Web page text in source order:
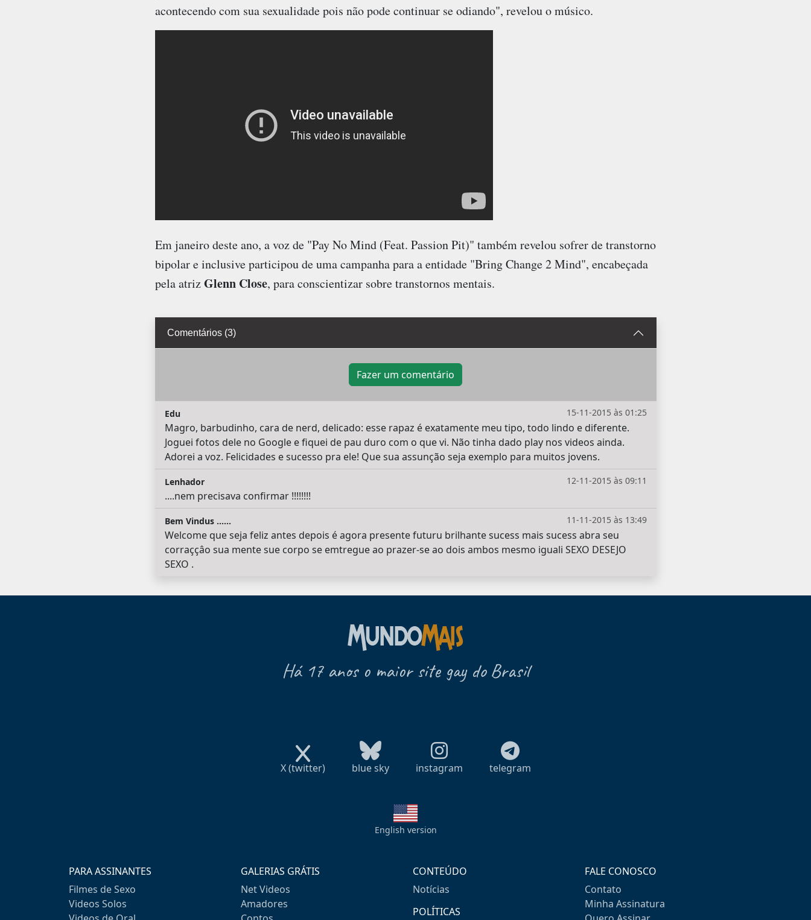
acontecendo com sua sexualidade pois não pode continuar se odiando", revelou o músico.
Em janeiro deste ano, a voz de "Pay No Mind (Feat. Passion Pit)" também revelou sofrer de transtorno
bipolar e inclusive participou de uma campanha para a entidade "Bring Change 2 Mind", encabeçada
pela atrizGlenn Close, para conscientizar sobre transtornos mentais.
Comentários (3)
Fazer um comentário
15-11-2015 às 01:25
Edu
Magro, barbudinho, cara de nerd, delicado: esse rapaz é exatamente meu tipo, todo lindo e diferente.
Joguei fotos dele no Google e fiquei de pau duro com o que vi. Não tinha dado play nos videos ainda.
Adorei a voz. Felicidades e sucesso pra ele! Que sua assunção seja exemplo para muitos jovens.
12-11-2015 às 09:11
Lenhador
....nem precisava confirmar !!!!!!!!
11-11-2015 às 13:49
Bem Vindus ......
Welcome que seja feliz antes depois é agora presente futuru brilhante sucess mais sucess abra seu
corraççâo sua mente sue corpo se emtregue ao prazer-se ao dois ambos mesmo iguali SEXO DESEJO
SEXO .
Há 17 anos o maior site gay do Brasil
X (twitter) blue sky instagram telegram
English version
PARA ASSINANTES
Filmes de Sexo
Videos Solos
GALERIAS GRÁTIS
Net Videos
Amadores
CONTEÚDO
Notícias
POLÍTICAS
FALE CONOSCO
Contato
Minha Assinatura